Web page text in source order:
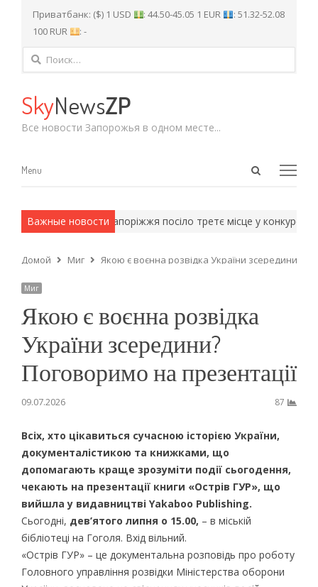
Приватбанк: ($) 1 USD : 44.50-45.05 1 EUR
: 51.32-52.08
100 RUR
: -
Найти:
SkyNewsZP
Все новости Запорожья в одном месте...
Open
Menu
Menu
Важные новости
методы. Запоріжжя посіло третє місце у конкурсі
Домой Миг Якою є воєнна розвідка України зсередини?
Миг
Якою є воєнна розвідка
України зсередини?
Поговоримо на презентації
09.07.2026 87
Всіх, хто цікавиться сучасною історією України,
документалістикою та книжками, що
допомагають краще зрозуміти події сьогодення,
чекають на презентації книги «Острів ГУР», що
вийшла у видавництві Yakaboo Publishing.
Сьогодні, дев’ятого липня о 15.00, – в міській
бібліотеці на Гоголя. Вхід вільний.
«Острів ГУР» – це документальна розповідь про роботу
Головного управління розвідки Міністерства оборони